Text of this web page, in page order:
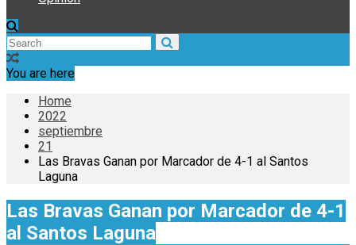
You are here
Home
2022
septiembre
21
Las Bravas Ganan por Marcador de 4-1 al Santos
Laguna
Las Bravas Ganan por Marcador de 4-1
al Santos Laguna